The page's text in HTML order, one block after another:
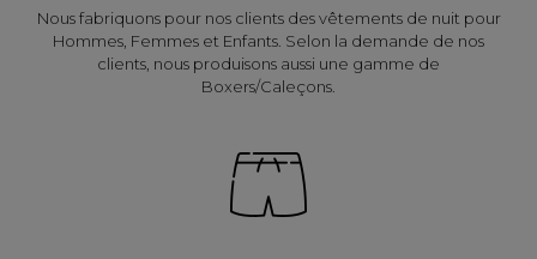
Nous fabriquons pour nos clients des vêtements de nuit pour
Hommes, Femmes et Enfants. Selon la demande de nos
clients, nous produisons aussi une gamme de
Boxers/Caleçons.